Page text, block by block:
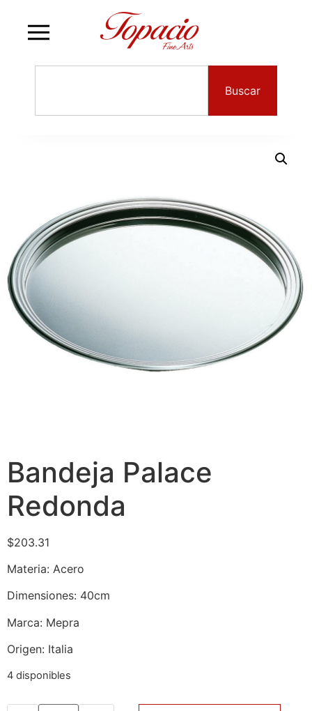
Buscar
Bandeja Palace
Redonda
$203.31
Materia: Acero
Dimensiones: 40cm
Marca: Mepra
Origen: Italia
4 disponibles